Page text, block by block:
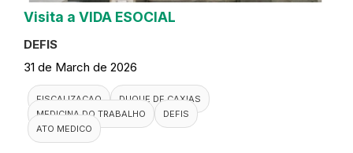
Visita a VIDA ESOCIAL
DEFIS
31 de March de 2026
FISCALIZACAO
DUQUE DE CAXIAS
MEDICINA DO TRABALHO
DEFIS
ATO MEDICO